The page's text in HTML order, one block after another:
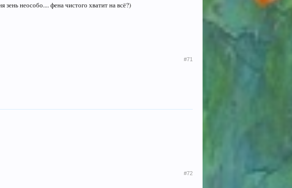
зень неособо.... фена чистого хватит на всё?)
#71
#72